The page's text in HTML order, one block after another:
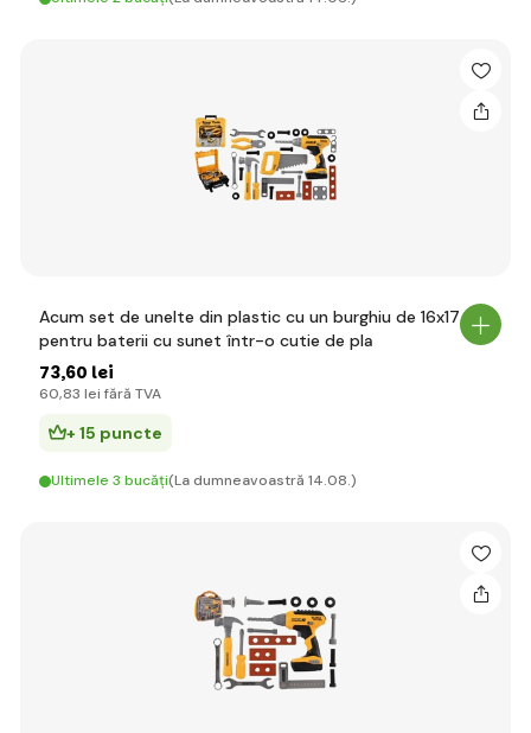
Acum set de unelte din plastic cu un burghiu de 16x17 cm
pentru baterii cu sunet într-o cutie de pla
73,60 lei
60,83 lei fără TVA
+ 15 puncte
Ultimele 3 bucăți(La dumneavoastră 14.08.)